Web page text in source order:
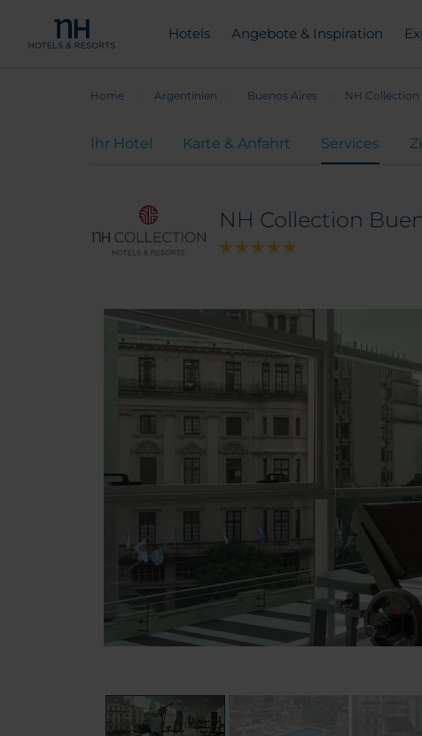
Hotels Angebote & Inspiration
Home Argentinien Buenos Aires NH
Ihr Hotel Karte & Anfahrt Services
NH Collection